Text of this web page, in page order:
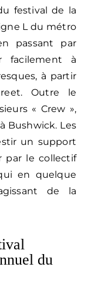
festival de la
L du métro
passant par
facilement à
à partir
Outre le
« Crew »,
Bushwick. Les
un support
par le collectif
en quelque
de la
du